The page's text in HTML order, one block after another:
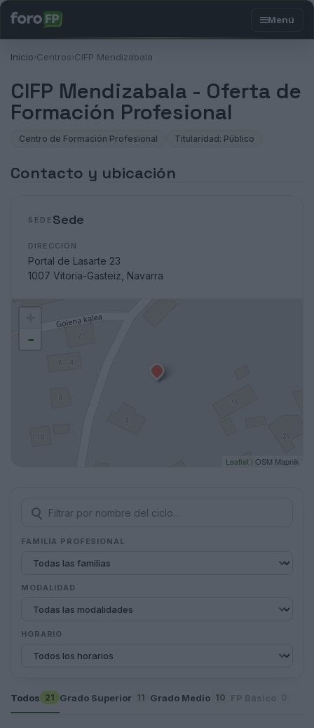
Inicio›Centros›CIFP Mendizabala
CIFP Mendizabala - Oferta de
Formación Profesional
Centro de Formación Profesional Titularidad: Público
Contacto y ubicación
SEDE Sede
DIRECCIÓN
Portal de Lasarte 23
1007 Vitoria-Gasteiz, Navarra
-
Leaflet | OSM Mapnik
FAMILIA PROFESIONAL
MODALIDAD
HORARIO
Todos 21 Grado Superior 11 Grado Medio 10 FP Básico